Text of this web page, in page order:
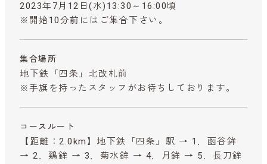
2023年7月12日(水)13:30～16:00頃
※開始10分前にはご集合下さい。
集合場所
地下鉄「四条」北改札前
※手旗を持ったスタッフがお待ちしております。
コースルート
【距離：2.0km】地下鉄「四条」駅 → 1．函谷鉾
→ 2．鶏鉾 → 3．菊水鉾 → 4．月鉾 → 5．長刀鉾